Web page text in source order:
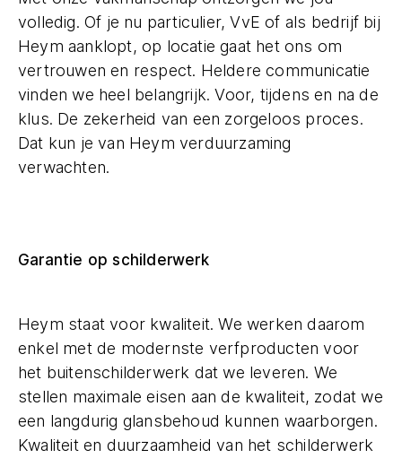
volledig. Of je nu particulier, VvE of als bedrijf bij
Heym aanklopt, op locatie gaat het ons om
vertrouwen en respect. Heldere communicatie
vinden we heel belangrijk. Voor, tijdens en na de
klus. De zekerheid van een zorgeloos proces.
Dat kun je van Heym verduurzaming
verwachten.
Garantie op schilderwerk
Heym staat voor kwaliteit. We werken daarom
enkel met de modernste verfproducten voor
het buitenschilderwerk dat we leveren. We
stellen maximale eisen aan de kwaliteit, zodat we
een langdurig glansbehoud kunnen waarborgen.
Kwaliteit en duurzaamheid van het schilderwerk